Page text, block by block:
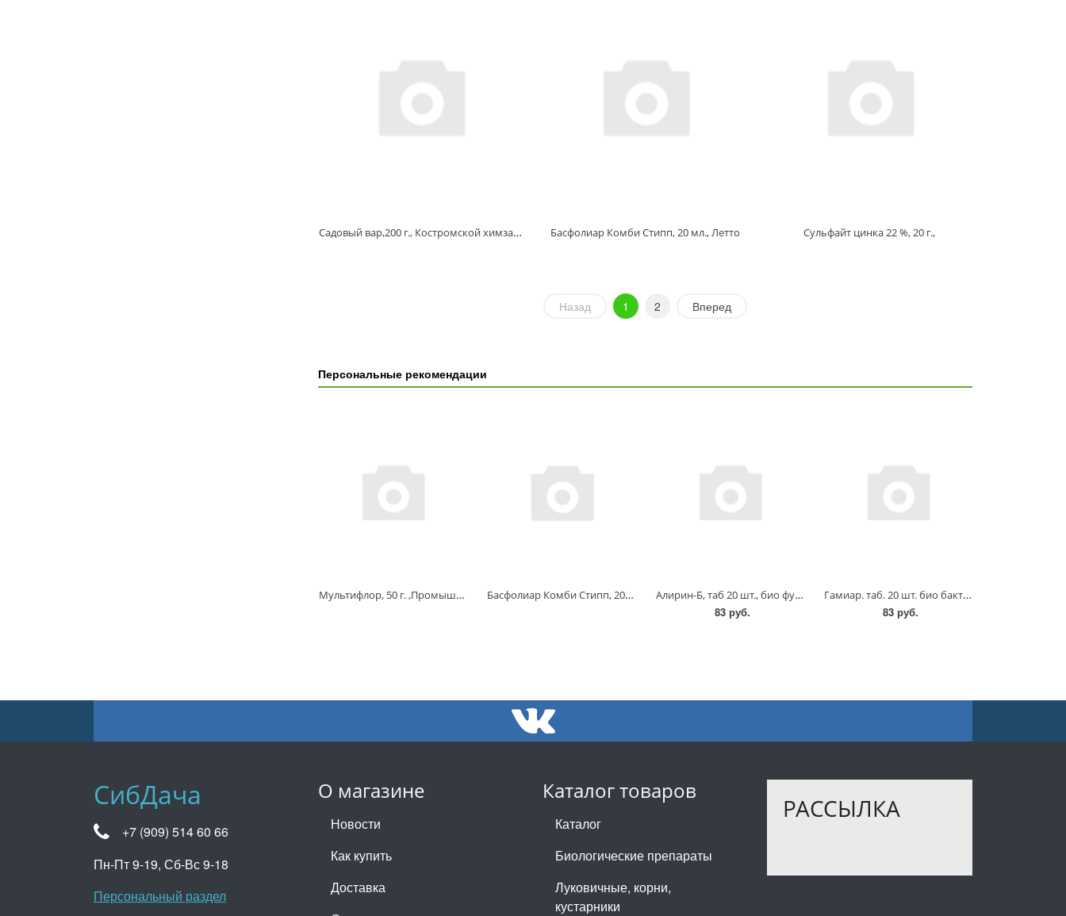
Садовый вар,200 г., Костромской химзавод Басфолиар Комби Стипп, 20 мл., Летто Сульфайт цинка 22 %, 20 г.,
Назад 1 2 Вперед
Персональные рекомендации
Мультифлор, 50 г. ,Промышленно-Консалдинговая Компания Адоб Басфолиар Комби Стипп, 20 мл., Летто
Алирин-Б, таб 20 шт., био фунгицид, АгроБиоТехнология
83 руб.
Гамиар. таб. 20 шт. био бактерицид , АгроБиоТехнология
83 руб.
О магазине
Новости
Как купить
Доставка
Каталог товаров
Каталог
Биологические препараты
Луковичные, корни,
кустарники
РАССЫЛКА
СибДача
+7 (909) 514 60 66
Пн-Пт 9-19, Сб-Вс 9-18
Персональный раздел